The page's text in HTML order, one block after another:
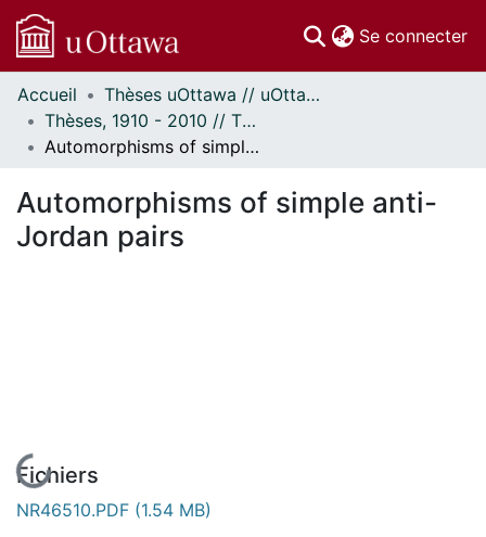
Se connecter
Communautés
et collections
Parcourir
À propos
Accueil
Thèses uOttawa // uOttawa Theses
Thèses, 1910 - 2010 // Theses, 1910 - 2010
Automorphisms of simple anti-Jordan pairs
Automorphisms of simple anti-
Jordan pairs
En cours de chargement...
Fichiers
NR46510.PDF (1.54 MB)